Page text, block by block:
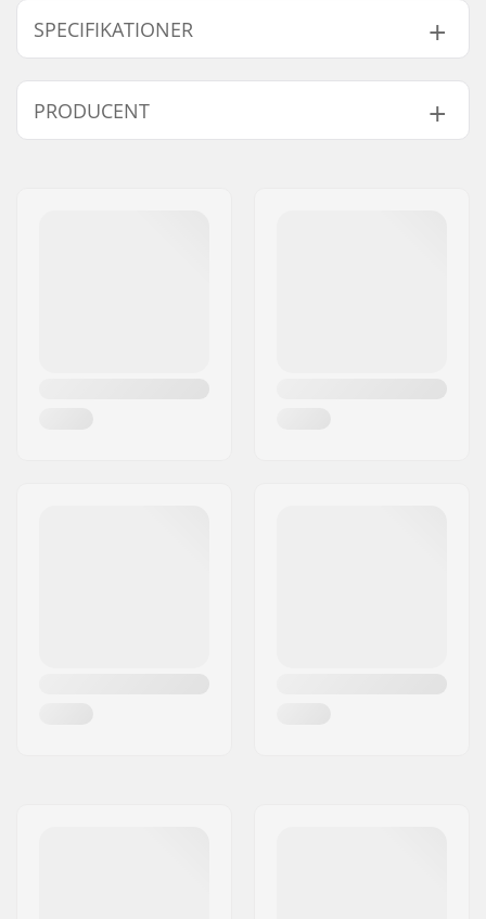
SPECIFIKATIONER
Materiale:
100% Acrylic
Egenskaber:
Køn:
Børn, Junior
PRODUCENT